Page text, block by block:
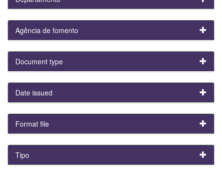
Agência de fomento
Document type
Date issued
Format file
Tipo